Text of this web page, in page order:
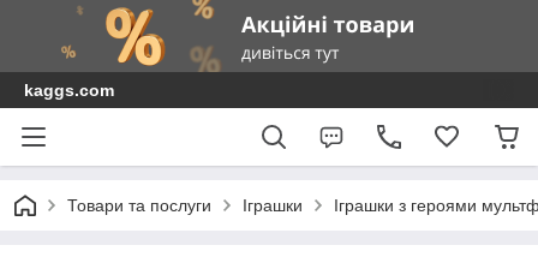
kaggs.com
Товари та послуги Іграшки Іграшки з героями